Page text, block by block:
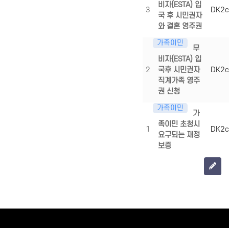
3
비자(ESTA) 입
국 후 시민권자
와 결혼 영주권
2
가족이민
무
비자(ESTA) 입
국후 시민권자
직계가족 영주
권 신청
1
가족이민
가
족이민 초청시
요구되는 재정
보증